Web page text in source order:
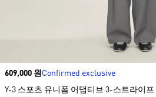
Price
609,000 원Confirmed exclusive
Y-3 스포츠 유니폼 어댑티브 3-스트라이프